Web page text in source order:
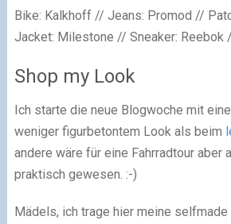
Bike: Kalkhoff // Jeans: Promod //
Jacket: Milestone // Sneaker: Reebok
Shop my Look
Ich starte die neue Blogwoche mit
weniger figurbetontem Look als beim
andere wäre für eine Fahrradtour aber
praktisch gewesen. :-)
Mädels, ich trage hier meine